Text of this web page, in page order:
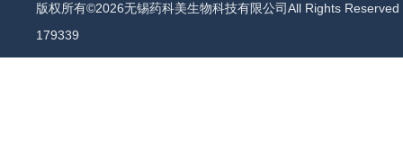
版权所有©2026无锡药科美生物科技有限公司All Rights
179339